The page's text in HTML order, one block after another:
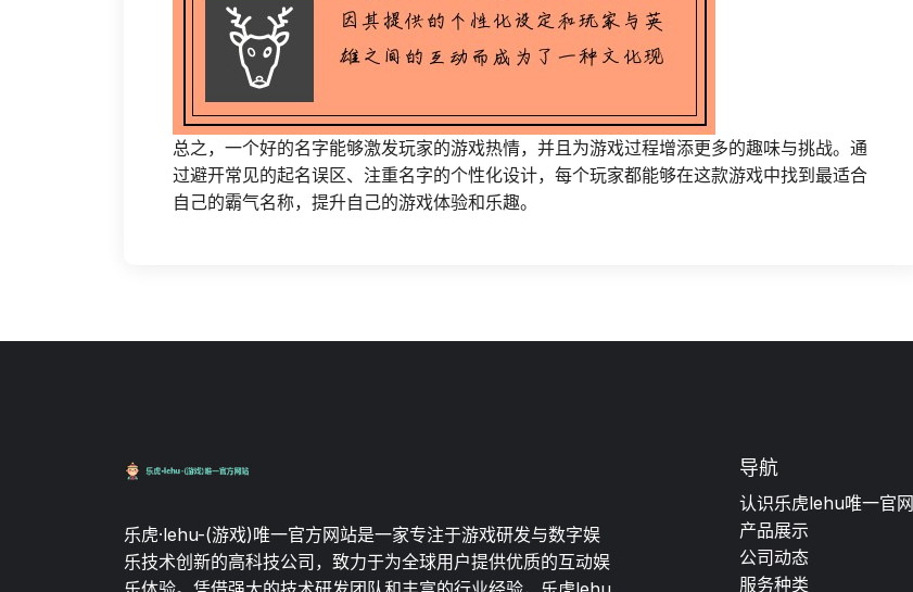
总之，一个好的名字能够激发玩家的游戏热情，并且为游戏过程增添更多的趣味与挑战。通
过避开常见的起名误区、注重名字的个性化设计，每个玩家都能够在这款游戏中找到最适合
自己的霸气名称，提升自己的游戏体验和乐趣。
乐虎·lehu-(游戏)唯一官方网站是一家专注于游戏研发与数字娱
乐技术创新的高科技公司，致力于为全球用户提供优质的互动娱
导航
认识乐虎lehu唯一官网
产品展示
公司动态
服务种类